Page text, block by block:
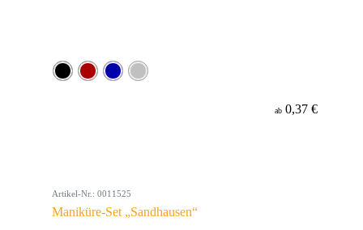
ab 0,37 €
Artikel-Nr.: 0011525
Maniküre-Set „Sandhausen“